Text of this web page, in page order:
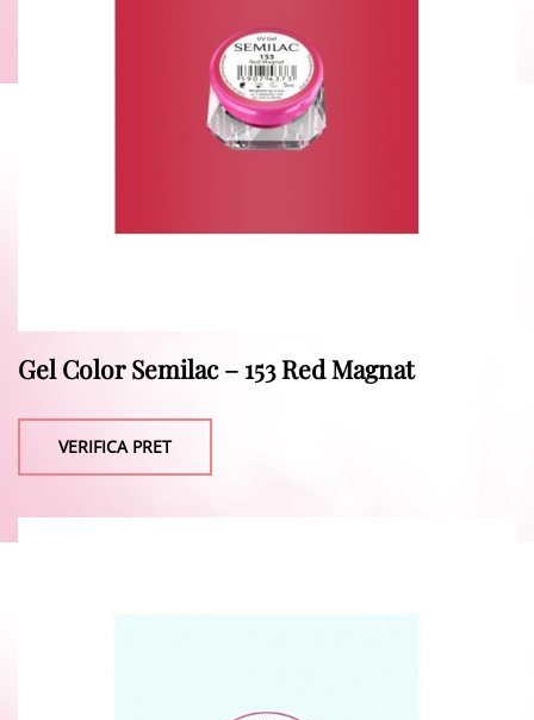
Gel Color Semilac – 153 Red Magnat
VERIFICA PRET